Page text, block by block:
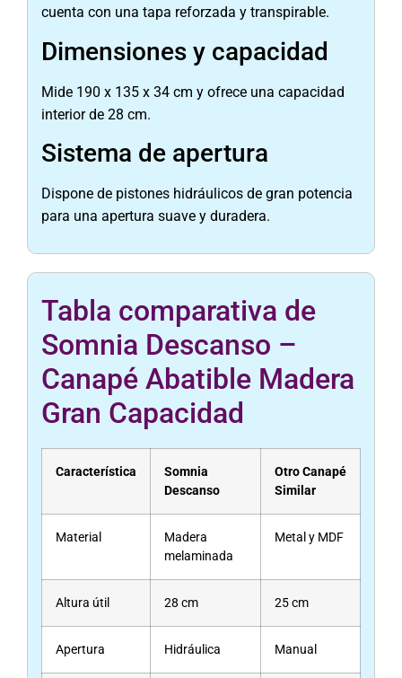
cuenta con una tapa reforzada y transpirable.
Dimensiones y capacidad
Mide 190 x 135 x 34 cm y ofrece una capacidad
interior de 28 cm.
Sistema de apertura
Dispone de pistones hidráulicos de gran potencia
para una apertura suave y duradera.
Tabla comparativa de
Somnia Descanso –
Canapé Abatible Madera
Gran Capacidad
Característica
Somnia
Descanso
Otro Canapé
Similar
Material
Madera
melaminada
Metal y MDF
Altura útil 28 cm 25 cm
Apertura Hidráulica Manual